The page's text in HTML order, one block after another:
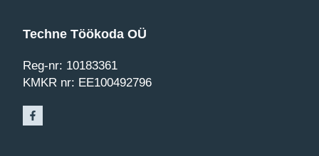
Techne Töökoda OÜ
Reg-nr: 10183361
KMKR nr: EE100492796